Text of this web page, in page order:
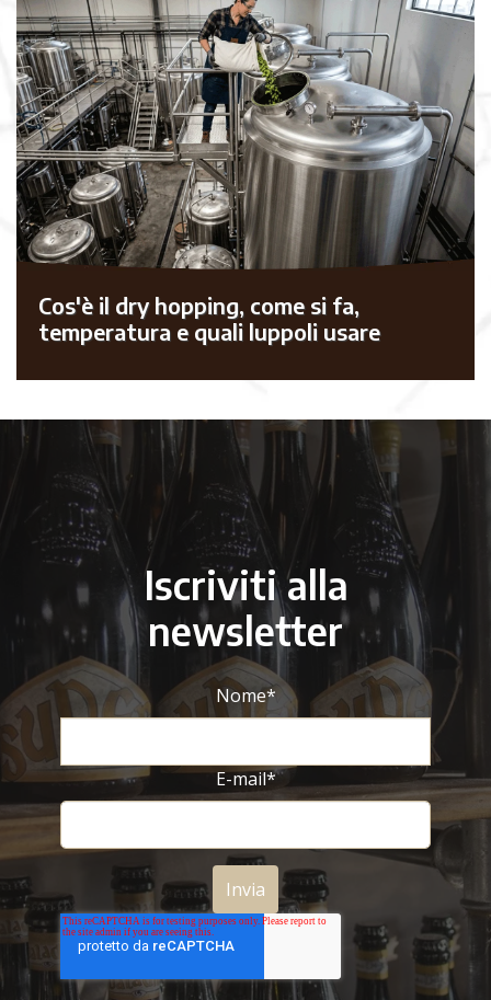
Cos'è il dry hopping, come si fa,
temperatura e quali luppoli usare
Iscriviti alla
newsletter
Nome*
E-mail*